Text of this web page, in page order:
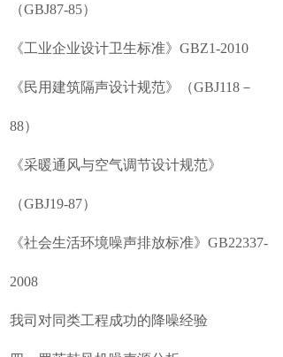
（GBJ87-85）
《工业企业设计卫生标准》GBZ1-2010
《民用建筑隔声设计规范》（GBJ118－
88）
《采暖通风与空气调节设计规范》
（GBJ19-87）
《社会生活环境噪声排放标准》GB22337-
2008
我司对同类工程成功的降噪经验